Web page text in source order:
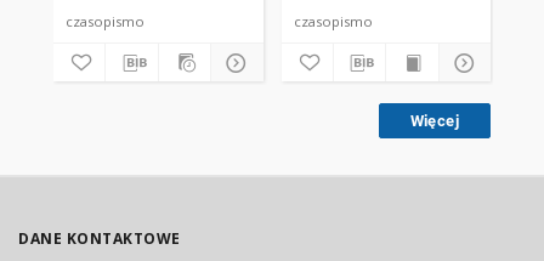
czasopismo czasopismo
Więcej
DANE KONTAKTOWE